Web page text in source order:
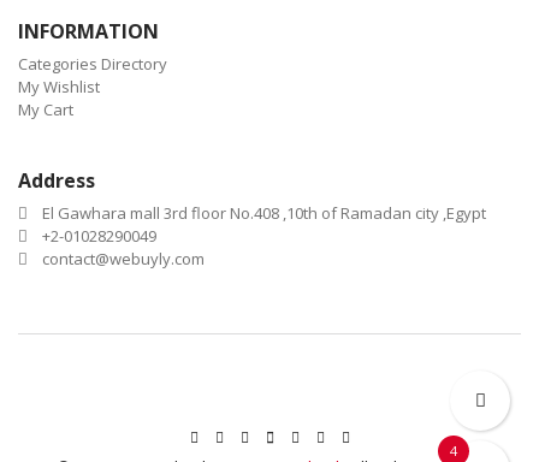
4
INFORMATION
Categories Directory
My Wishlist
My Cart
Address
El Gawhara mall 3rd floor No.408 ,10th of Ramadan city ,Egypt
+2-01028290049
contact@webuyly.com